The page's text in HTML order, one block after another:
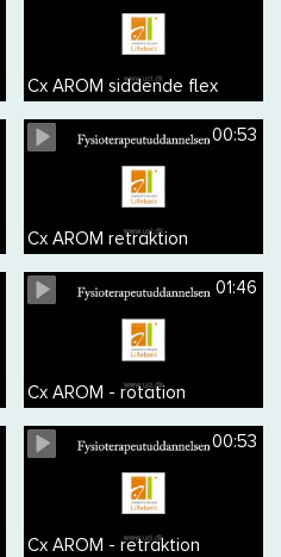
Cx AROM siddende flex
00:53
Cx AROM retraktion
01:46
Cx AROM - rotation
00:53
Cx AROM - retraktion